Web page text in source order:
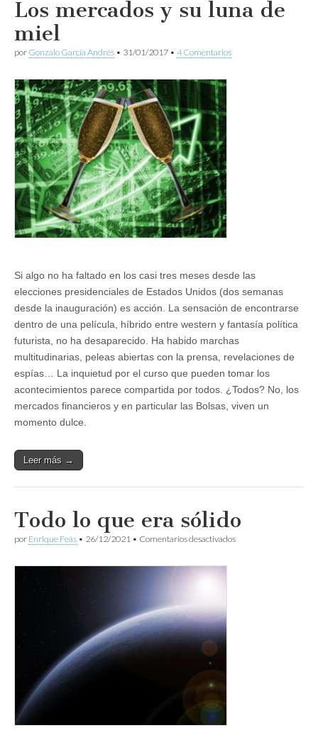
Los mercados y su luna de
miel
por Gonzalo García Andrés • 31/01/2017 • 4 Comentarios
Si algo no ha faltado en los casi tres meses desde las
elecciones presidenciales de Estados Unidos (dos semanas
desde la inauguración) es acción. La sensación de encontrarse
dentro de una película, híbrido entre western y fantasía política
futurista, no ha desaparecido. Ha habido marchas
multitudinarias, peleas abiertas con la prensa, revelaciones de
espías… La inquietud por el curso que pueden tomar los
acontecimientos parece compartida por todos. ¿Todos? No, los
mercados financieros y en particular las Bolsas, viven un
momento dulce.
Leer más →
Todo lo que era sólido
por Enrique Feás • 26/12/2021 • Comentarios desactivadosen